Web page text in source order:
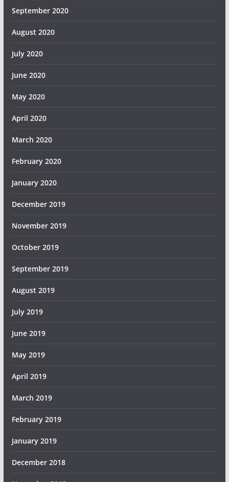
September 2020
August 2020
July 2020
June 2020
May 2020
April 2020
March 2020
February 2020
January 2020
December 2019
November 2019
October 2019
September 2019
August 2019
July 2019
June 2019
May 2019
April 2019
March 2019
February 2019
January 2019
December 2018